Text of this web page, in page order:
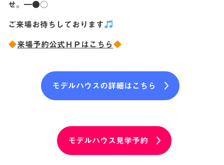
せ。━●○
ご来場お待ちしております
来場予約公式ＨＰはこちら
モデルハウスの詳細はこちら
モデルハウス見学予約